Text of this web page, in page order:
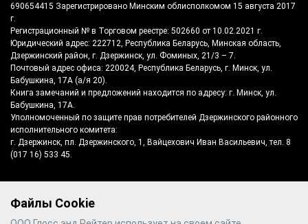
Файлы Cookie
690654415 Зарегистрировано Минским облисполкомом 15 августа 2017
г.
Регистрационный № в Торговом реестре: 502660 от 10.02.2021 г.
Юридический адрес: 222712, Республика Беларусь, Минская область,
Дзержинский район, г. Дзержинск, ул. Фоминых, 21/3 – 7.
Почтовый адрес офиса: 220024, Республика Беларусь, г. Минск, ул.
Бабушкина, 17А (а/я 20).
Книга замечаний и предложений находится по адресу: г. Минск, ул.
Бабушкина, 17А.
Уполномоченный по защите прав потребителей Дзержинского районного
исполнительного комитета:
г. Дзержинск, пл. Дзержинского, 1, Вайцехович Иван Васильевич, тел. 8
(017 16) 533 45.
©2026
Gloss & Reiter- производитель